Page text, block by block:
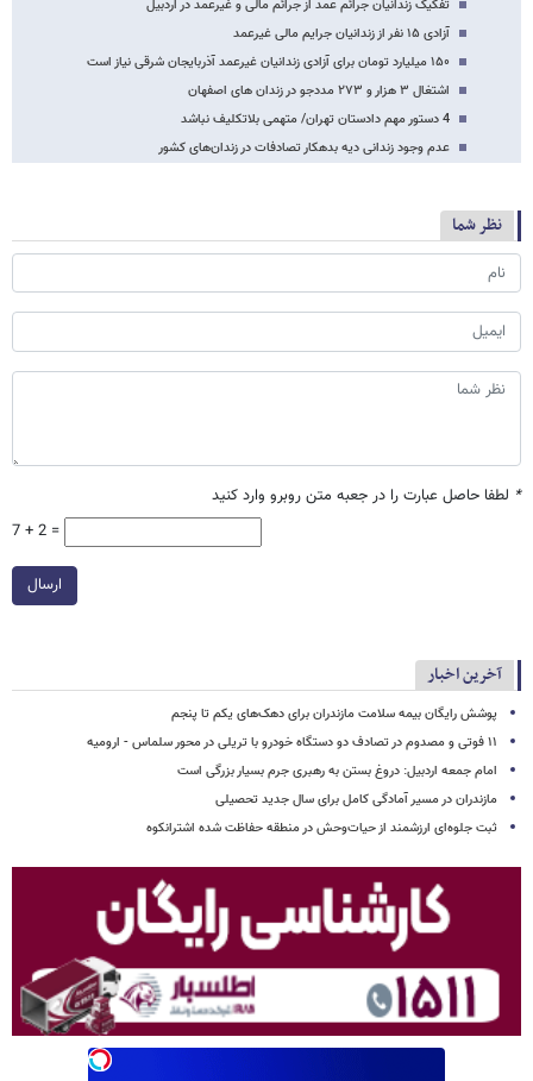
تفکیک زندانیان جرائم عمد از جرائم مالی و غیرعمد در اردبیل
آزادی ۱۵ نفر از زندانیان جرایم مالی غیرعمد
۱۵۰ میلیارد تومان برای آزادی زندانیان غیرعمد آذربایجان شرقی نیاز است
اشتغال ۳ هزار و ۲۷۳ مددجو در زندان های اصفهان
4 دستور مهم دادستان تهران/ متهمی بلاتکلیف نباشد
عدم وجود زندانی دیه بدهکار تصادفات در زندان‌های کشور
نظر شما
* لطفا حاصل عبارت را در جعبه متن روبرو وارد کنید
7 + 2 =
ارسال
آخرین اخبار
پوشش رایگان بیمه سلامت مازندران برای دهک‌های یکم تا پنجم
۱۱ فوتی و مصدوم در تصادف دو دستگاه خودرو با تریلی در محور سلماس - ارومیه
امام جمعه اردبیل: دروغ بستن به رهبری جرم بسیار بزرگی است
مازندران در مسیر آمادگی کامل برای سال جدید تحصیلی
ثبت جلوه‌ای ارزشمند از حیات‌وحش در منطقه حفاظت شده اشترانکوه